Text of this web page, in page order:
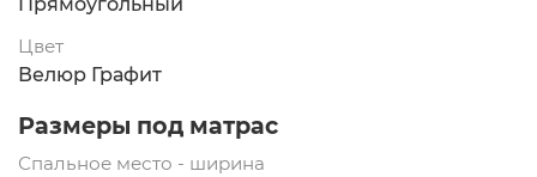
Прямоугольный
Цвет
Велюр Графит
Размеры под матрас
Спальное место - ширина